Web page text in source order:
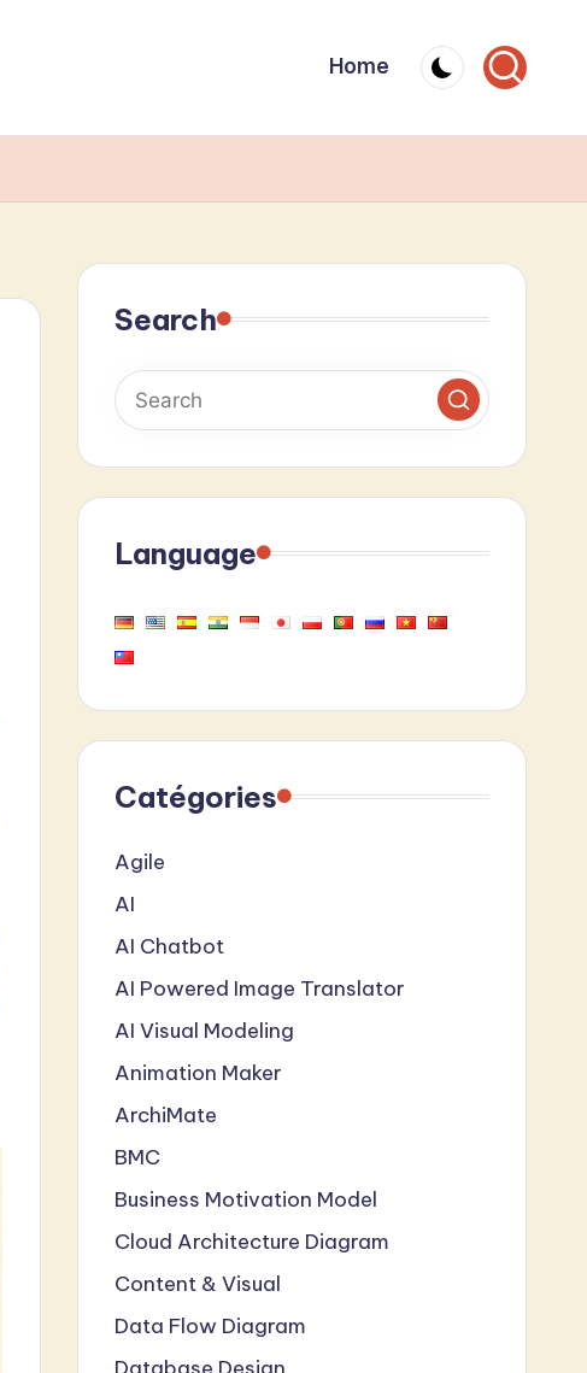
Home
Search
Language
Catégories
Agile
AI
AI Chatbot
AI Powered Image Translator
AI Visual Modeling
Animation Maker
ArchiMate
BMC
Business Motivation Model
Cloud Architecture Diagram
Content & Visual
Data Flow Diagram